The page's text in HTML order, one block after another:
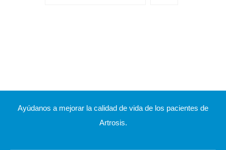
Ayúdanos a mejorar la calidad de vida de los pacientes de
Artrosis.